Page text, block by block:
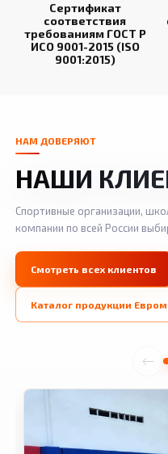
Сертификат
соответствия
требованиям ГОСТ Р
ИСО 9001-2015 (ISO
9001:2015)
НАМ ДОВЕРЯЮТ
НАШИ
Спортивные организации,
компании по всей России
Смотреть всех клиентов
Каталог продукции